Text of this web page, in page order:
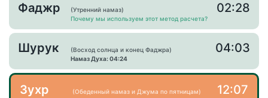
Фаджр
(Утренний намаз)
Почему мы используем этот метод расчета?
02:28
Шурук
(Восход солнца и конец Фаджра)
Намаз Духа: 04:24
04:03
Зухр (Обеденный намаз и Джума по пятницам) 12:07